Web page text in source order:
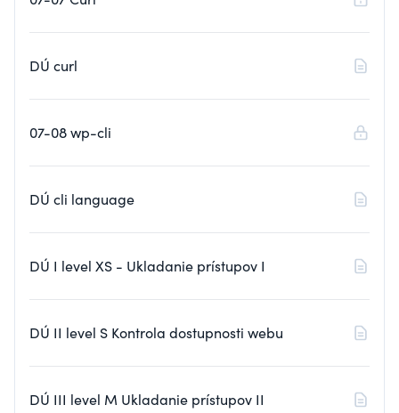
DÚ curl
07-08 wp-cli
DÚ cli language
DÚ I level XS - Ukladanie prístupov I
DÚ II level S Kontrola dostupnosti webu
DÚ III level M Ukladanie prístupov II